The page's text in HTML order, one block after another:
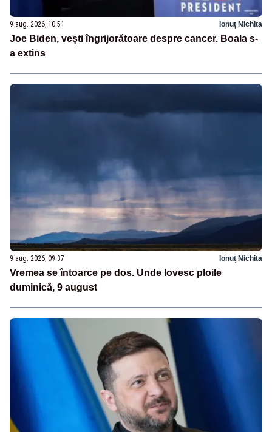
9 aug. 2026, 10:51 Ionuț Nichita
Joe Biden, vești îngrijorătoare despre cancer. Boala s-
a extins
9 aug. 2026, 09:37 Ionuț Nichita
Vremea se întoarce pe dos. Unde lovesc ploile
duminică, 9 august